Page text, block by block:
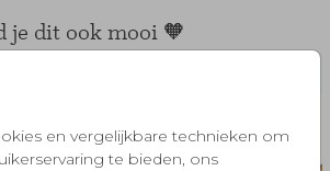
en vergelijkbare technieken om
te bieden, ons
je dit ook mooi 🧡